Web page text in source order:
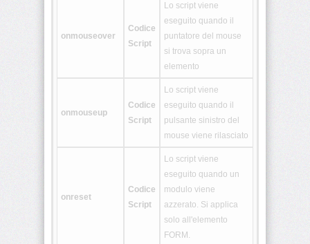
<main>
<mark>
<math>
onmouseover
Codice
Script
Lo script viene
eseguito quando il
puntatore del mouse
si trova sopra un
elemento
onmouseup
Codice
Script
Lo script viene
eseguito quando il
pulsante sinistro del
mouse viene rilasciato
onreset
Codice
Script
Lo script viene
eseguito quando un
modulo viene
azzerato. Si applica
solo all'elemento
FORM.